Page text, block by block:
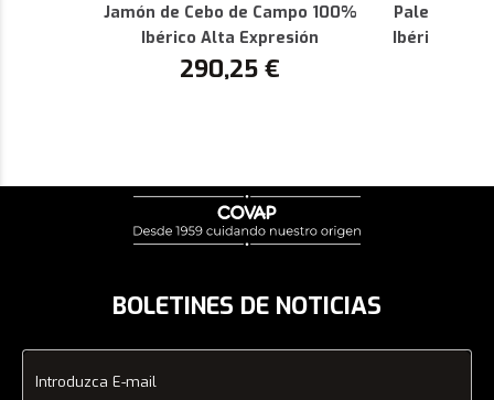
Jamón de Cebo de Campo 100%
Ibérico Alta Expresión
290,25 €
Paleta de
Ibérica Alta
BOLETINES DE NOTICIAS
Introduzca E-mail